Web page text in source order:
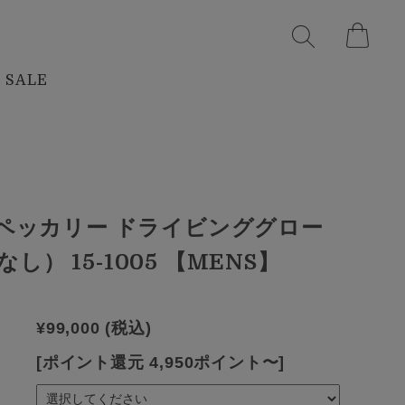
SALE
ッカリー ドライビンググロー
し） 15-1005 【MENS】
¥99,000 (税込)
[ポイント還元 4,950ポイント〜]